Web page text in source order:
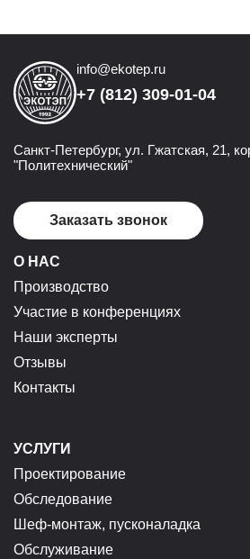
info@ekotep.ru
+7 (812) 309-01-04
Санкт-Петербург, ул. Гжатская, 21,
"Политехнический"
Заказать звонок
О НАС
Производство
Участие в конференциях
Наши эксперты
Отзывы
Контакты
УСЛУГИ
Проектирование
Обследование
Шеф-монтаж, пусконаладка
Обслуживание